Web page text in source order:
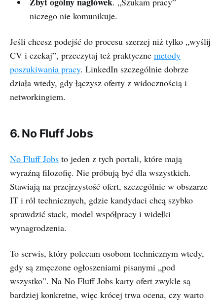
niczego nie komunikuje.
Jeśli chcesz podejść do procesu szerzej niż tylko „wyślij
CV i czekaj”, przeczytaj też praktyczne metody
poszukiwania pracy. LinkedIn szczególnie dobrze
działa wtedy, gdy łączysz oferty z widocznością i
networkingiem.
6. No Fluff Jobs
No Fluff Jobs to jeden z tych portali, które mają
wyraźną filozofię. Nie próbują być dla wszystkich.
Stawiają na przejrzystość ofert, szczególnie w obszarze
IT i ról technicznych, gdzie kandydaci chcą szybko
sprawdzić stack, model współpracy i widełki
wynagrodzenia.
To serwis, który polecam osobom technicznym wtedy,
gdy są zmęczone ogłoszeniami pisanymi „pod
wszystko”. Na No Fluff Jobs karty ofert zwykle są
bardziej konkretne, więc krócej trwa ocena, czy warto